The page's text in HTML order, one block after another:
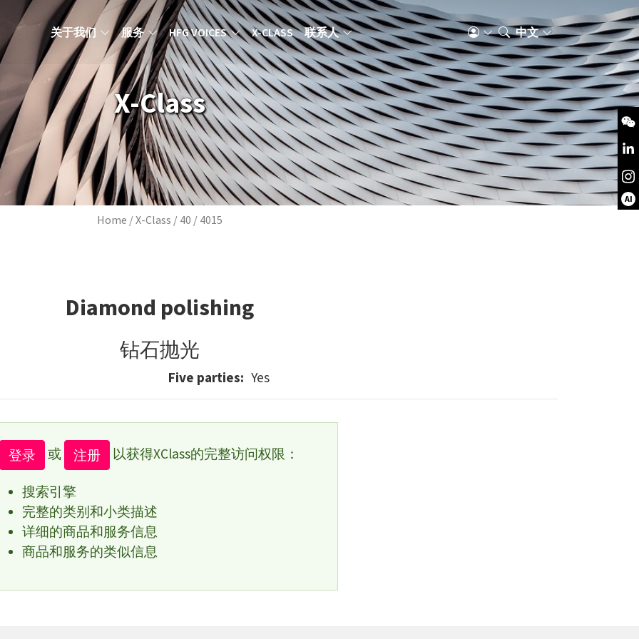
MAIN NAVIGATION ZH
关于我们 服务 HFG VOICES X-CLASS 联系人 中文
X-Class
Breadcrumb
Home X-Class 40 4015
Diamond polishing
钻石抛光
Five parties Yes
登录 或 注册 以获得XClass的完整访问权限：
搜索引擎
完整的类别和小类描述
详细的商品和服务信息
商品和服务的类似信息
AI